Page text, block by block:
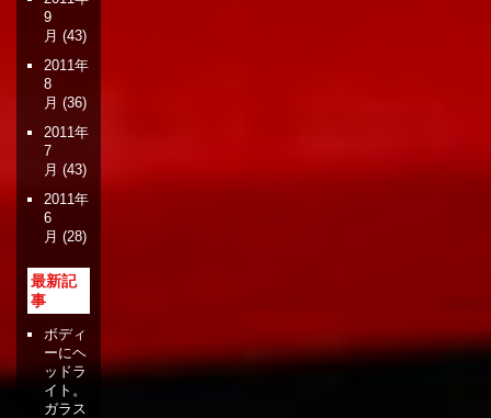
9
月 (43)
2011年
8
月 (36)
2011年
7
月 (43)
2011年
6
月 (28)
最新記
事
ボディ
ーにヘ
ッドラ
イト。
ガラス